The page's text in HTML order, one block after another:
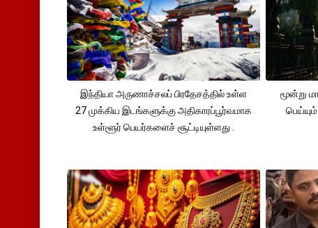
இந்தியா அருணாச்சலப் பிரதேசத்தில் உள்ள
27 முக்கிய இடங்களுக்கு அதிகாரப்பூர்வமாக
உள்ளூர் பெயர்களைச் சூட்டியுள்ளது .
மூன்று